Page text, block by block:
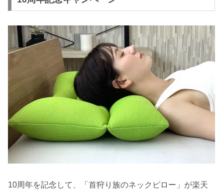
10周年を記念して、「首狩り族のネックピロー」が楽天